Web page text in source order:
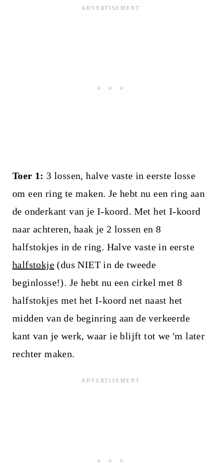
Toer 1: 3 lossen, halve vaste in eerste losse
om een ring te maken. Je hebt nu een ring aan
de onderkant van je I-koord. Met het I-koord
naar achteren, haak je 2 lossen en 8
halfstokjes in de ring. Halve vaste in eerste
halfstokje(dus NIET in de tweede
beginlosse!). Je hebt nu een cirkel met 8
halfstokjes met het I-koord net naast het
midden van de beginring aan de verkeerde
kant van je werk, waar ie blijft tot we 'm later
rechter maken.